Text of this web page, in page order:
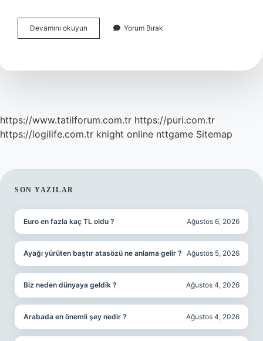
Devamını okuyun
Makyaj
Yorum Bırak
https://www.tatilforum.com.tr https://puri.com.tr
https://logilife.com.tr knight online nttgame Sitemap
SIDEBAR
SON YAZILAR
Euro en fazla kaç TL oldu ? Ağustos 6, 2026
Ayağı yürüten baştır atasözü ne anlama gelir ? Ağustos 5, 2026
Biz neden dünyaya geldik ? Ağustos 4, 2026
Arabada en önemli şey nedir ? Ağustos 4, 2026